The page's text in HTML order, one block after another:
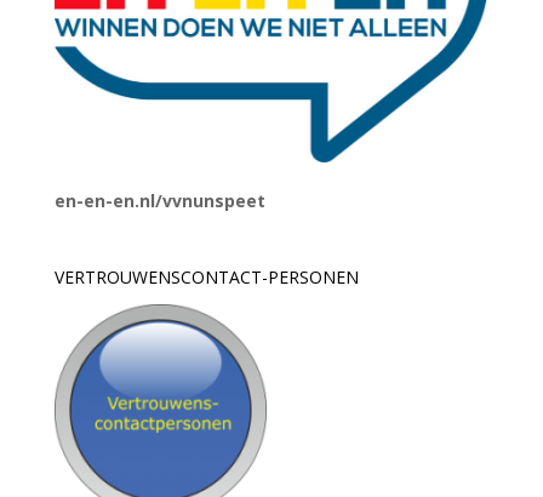
en-en-en.nl/vvnunspeet
VERTROUWENSCONTACT-PERSONEN